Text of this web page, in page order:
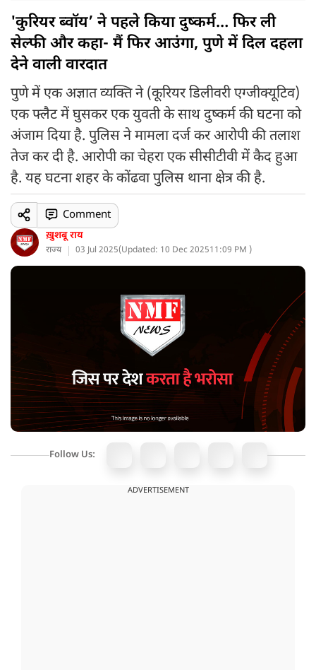
'कुरियर ब्वॉय’ ने पहले किया दुष्कर्म… फिर ली
सेल्फी और कहा- मैं फिर आउंगा, पुणे में दिल दहला
देने वाली वारदात
पुणे में एक अज्ञात व्यक्ति ने (कूरियर डिलीवरी एग्जीक्यूटिव)
एक फ्लैट में घुसकर एक युवती के साथ दुष्कर्म की घटना को
अंजाम दिया है. पुलिस ने मामला दर्ज कर आरोपी की तलाश
तेज कर दी है. आरोपी का चेहरा एक सीसीटीवी में कैद हुआ
है. यह घटना शहर के कोंढवा पुलिस थाना क्षेत्र की है.
ख़ुशबू राय
राज्य 03 Jul 2025(Updated: 10 Dec 202511:09 PM )
Comment
Follow Us:
ADVERTISEMENT